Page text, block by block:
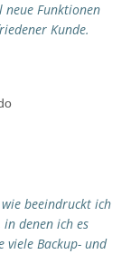
neue Funktionen
Kunde.
beeindruckt ich
in denen ich es
viele Backup- und